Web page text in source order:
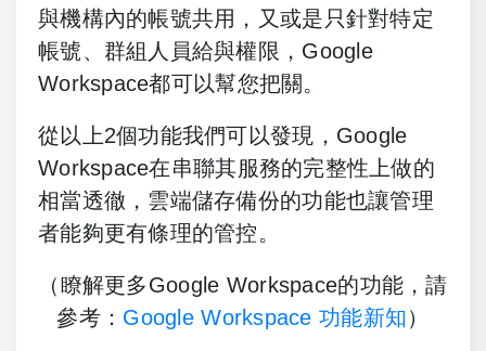
與機構內的帳號共用，又或是只針對特定
帳號、群組人員給與權限，Google
Workspace都可以幫您把關。
從以上2個功能我們可以發現，Google
Workspace在串聯其服務的完整性上做的
相當透徹，雲端儲存備份的功能也讓管理
者能夠更有條理的管控。
（瞭解更多Google Workspace的功能，請
參考： Google Workspace 功能新知）